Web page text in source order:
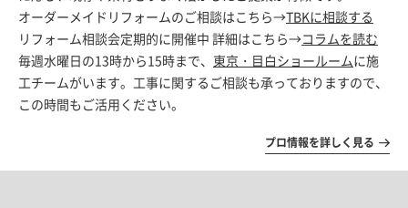
オーダーメイドリフォームのご相談はこちら→TBKに相談する
リフォーム相談会定期的に開催中 詳細はこちら→コラムを読む
毎週水曜日の13時から15時まで、 東京・目白ショールームに施
工チームがいます。工事に関するご相談も承っておりますので、
この時間もご活用ください。
プロ情報を詳しく見る